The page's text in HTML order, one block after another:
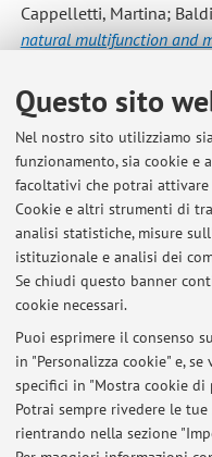
Questo sito
Nel nostro sito utilizziamo
funzionamento, sia cookie e
facoltativi che potrai
Cookie e altri strumenti di
analisi statistiche, misure
istituzionale e analisi dei
Se chiudi questo banner
cookie necessari.
Puoi esprimere il consenso
in "Personalizza cookie" e,
specifici in "Mostra cookie di
Potrai sempre rivedere le
rientrando nella sezione
Cappelletti, Martina;
natural multifunction and
MATERIALS
[articolo] Open Access
1 2 3
Al momento